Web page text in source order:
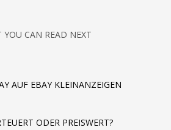
YOU CAN READ NEXT
AUF EBAY KLEINANZEIGEN
ODER PREISWERT?